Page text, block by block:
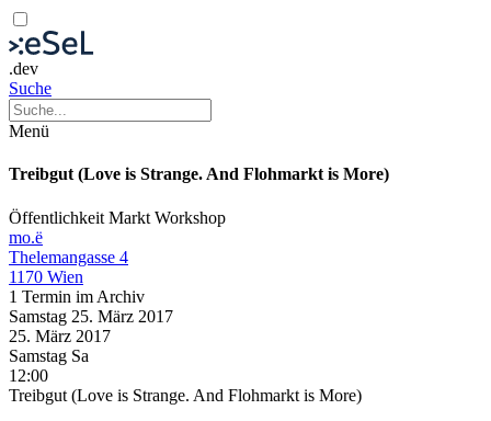
.dev
Suche
Menü
Treibgut (Love is Strange. And Flohmarkt is More)
Öffentlichkeit Markt Workshop
mo.ë
Thelemangasse 4
1170 Wien
1 Termin im Archiv
Samstag 25. März 2017
25. März 2017
Samstag Sa
12:00
Treibgut (Love is Strange. And Flohmarkt is More)